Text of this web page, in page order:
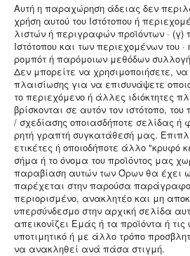
Αυτή η παραχώρηση άδειας δεν
χρήση αυτού του Ιστότοπου ή
λιστών ή περιγραφών προϊόντων ·
Ιστότοπου και των περιεχομένων του
ρομπότ ή παρόμοιων μεθόδων
Δεν μπορείτε να χρησιμοποιήσετε,
πλαισίωσης για να επισυνάψετε
το περιεχόμενο ή άλλες ιδιόκτητες
βρίσκονται σε αυτόν τον ιστότοπο,
/ σχεδίασης οποιασδήποτε σελίδας ή
ρητή γραπτή συγκατάθεσή μας.
ετικέτες ή οποιοδήποτε άλλο "κρυφό
σήμα ή το όνομα του προϊόντος μας
παραβίαση αυτών των Όρων θα έχει
παρέχεται στην παρούσα
περιορισμένο, ανακλητέο και μη
υπερσύνδεσμο στην αρχική σελίδα
απεικονίζει Εμάς ή τα προϊόντα ή
υποτιμητικό ή με άλλο τρόπο
να ανακληθεί ανά πάσα στιγμή.